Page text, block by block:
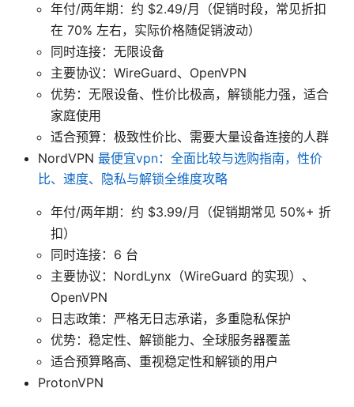
年付/两年期：约 $2.49/月（促销时段，常见折扣
在 70% 左右，实际价格随促销波动）
同时连接：无限设备
主要协议：WireGuard、OpenVPN
优势：无限设备、性价比极高，解锁能力强，适合
家庭使用
适合预算：极致性价比、需要大量设备连接的人群
NordVPN 最便宜vpn：全面比较与选购指南，性价
比、速度、隐私与解锁全维度攻略
年付/两年期：约 $3.99/月（促销期常见 50%+ 折
扣）
同时连接：6 台
主要协议：NordLynx（WireGuard 的实现）、
OpenVPN
日志政策：严格无日志承诺，多重隐私保护
优势：稳定性、解锁能力、全球服务器覆盖
适合预算略高、重视稳定性和解锁的用户
ProtonVPN